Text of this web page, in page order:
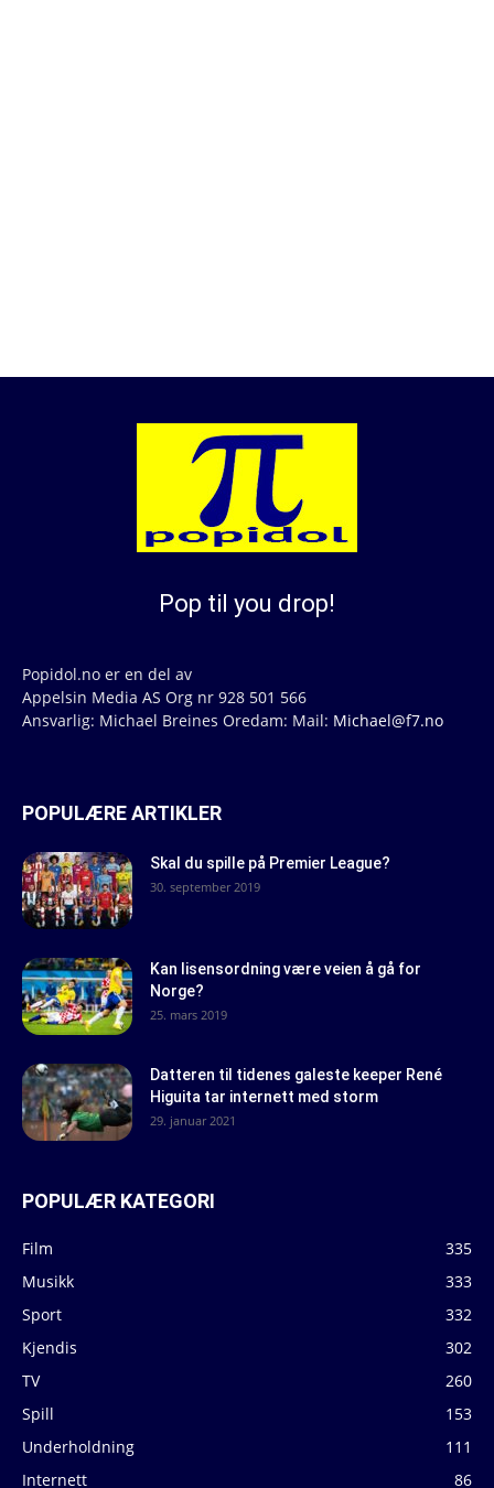
Pop til you drop!
Popidol.no er en del av
Appelsin Media AS Org nr 928 501 566
Ansvarlig: Michael Breines Oredam: Mail: Michael@f7.no
POPULÆRE ARTIKLER
Skal du spille på Premier League?
30. september 2019
Kan lisensordning være veien å gå for
Norge?
25. mars 2019
Datteren til tidenes galeste keeper René
Higuita tar internett med storm
29. januar 2021
POPULÆR KATEGORI
Film
335
Musikk
333
Sport
332
Kjendis
302
TV
260
Spill
153
Underholdning
111
Internett
86